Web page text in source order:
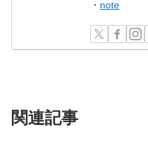
・ note
関連記事